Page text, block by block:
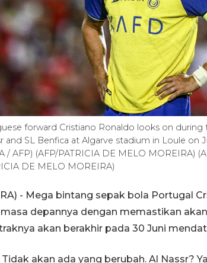
forward Cristiano Ronaldo looks on
and SL Benfica at Algarve stadium in Loule on
/ AFP) (AFP/PATRICIA DE MELO MOREIRA)
DE MELO MOREIRA)
- Mega bintang sepak bola Portugal
depannya dengan memastikan
akan berakhir pada 30 Juni
akan ada yang berubah. Al Nassr?